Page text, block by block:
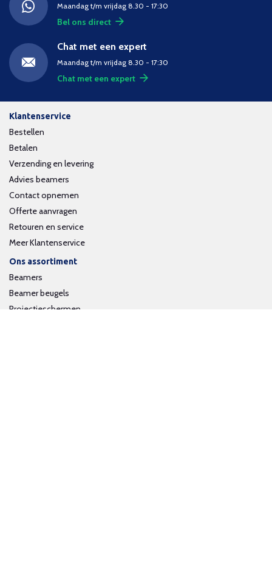
Maandag t/m vrijdag 8.30 - 17:30
Bel ons direct
Chat met een expert
Maandag t/m vrijdag 8.30 - 17:30
Chat met een expert
Klantenservice
Bestellen
Betalen
Verzending en levering
Advies beamers
Contact opnemen
Offerte aanvragen
Retouren en service
Meer Klantenservice
Ons assortiment
Beamers
Beamer beugels
Projectieschermen